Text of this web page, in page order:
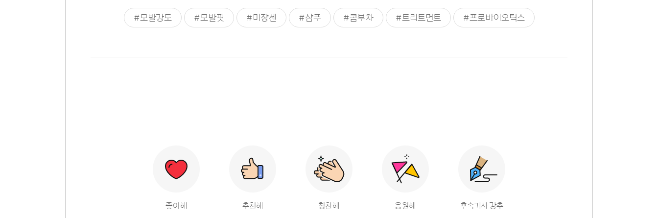
#모발강도 #모발핏 #미쟝센 #샴푸 #콤부차 #트리트먼트 #프로바이오틱스
좋아해 추천해 칭찬해 응원해 후속기사 강추